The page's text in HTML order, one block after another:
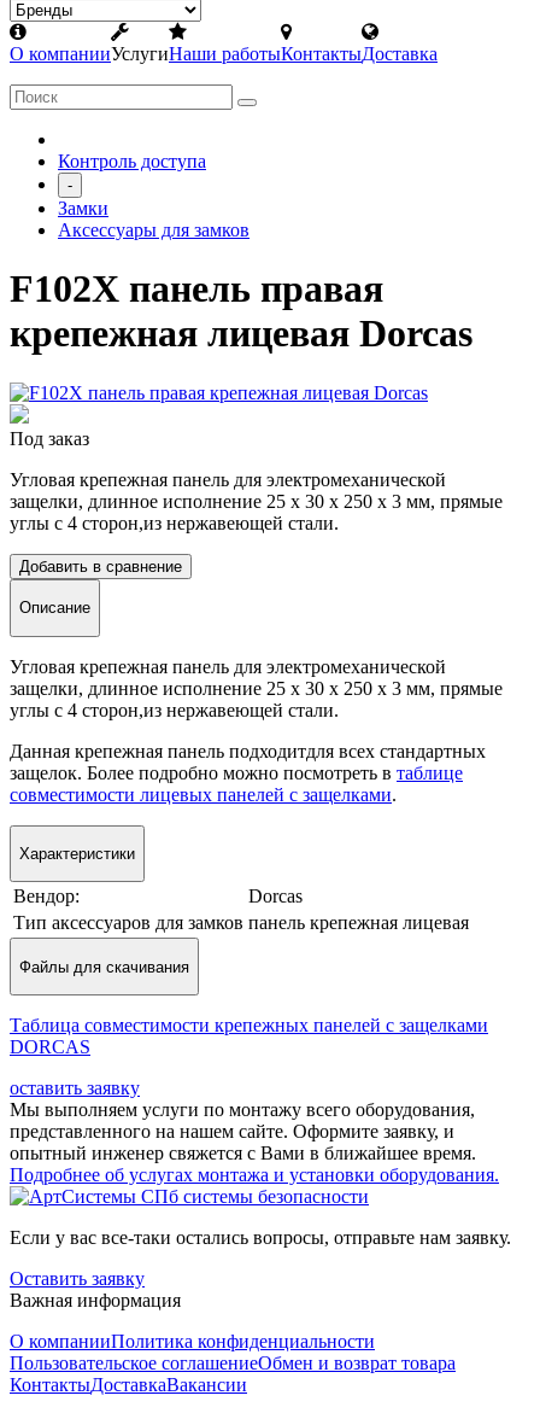
О компанииУслугиНаши работыКонтактыДоставка
Контроль доступа
-
Замки
Аксессуары для замков
F102X панель правая
крепежная лицевая Dorcas
Под заказ
Угловая крепежная панель для электромеханической
защелки, длинное исполнение 25 х 30 x 250 x 3 мм, прямые
углы с 4 сторон,из нержавеющей стали.
Добавить в сравнение
Описание
Угловая крепежная панель для электромеханической
защелки, длинное исполнение 25 х 30 x 250 x 3 мм, прямые
углы с 4 сторон,из нержавеющей стали.
Данная крепежная панель подходитдля всех стандартных
защелок. Более подробно можно посмотреть в таблице
совместимости лицевых панелей с защелками.
Характеристики
Вендор:
Dorcas
Тип аксессуаров для замков панель крепежная лицевая
Файлы для скачивания
Таблица совместимости крепежных панелей с защелками
DORCAS
оставить заявку
Мы выполняем услуги по монтажу всего оборудования,
представленного на нашем сайте. Оформите заявку, и
опытный инженер свяжется с Вами в ближайшее время.
Подробнее об услугах монтажа и установки оборудования.
Если у вас все-таки остались вопросы, отправьте нам заявку.
Оставить заявку
Важная информация
О компанииПолитика конфиденциальности
Пользовательское соглашениеОбмен и возврат товара
КонтактыДоставкаВакансии